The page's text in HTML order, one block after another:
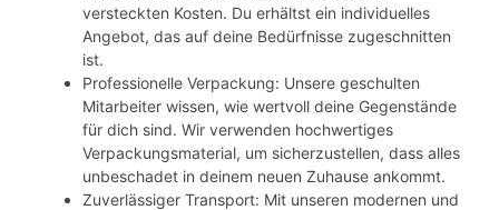
versteckten Kosten. Du erhältst ein individuelles
Angebot, das auf deine Bedürfnisse zugeschnitten
ist.
Professionelle Verpackung: Unsere geschulten
Mitarbeiter wissen, wie wertvoll deine Gegenstände
für dich sind. Wir verwenden hochwertiges
Verpackungsmaterial, um sicherzustellen, dass alles
unbeschadet in deinem neuen Zuhause ankommt.
Zuverlässiger Transport: Mit unseren modernen und